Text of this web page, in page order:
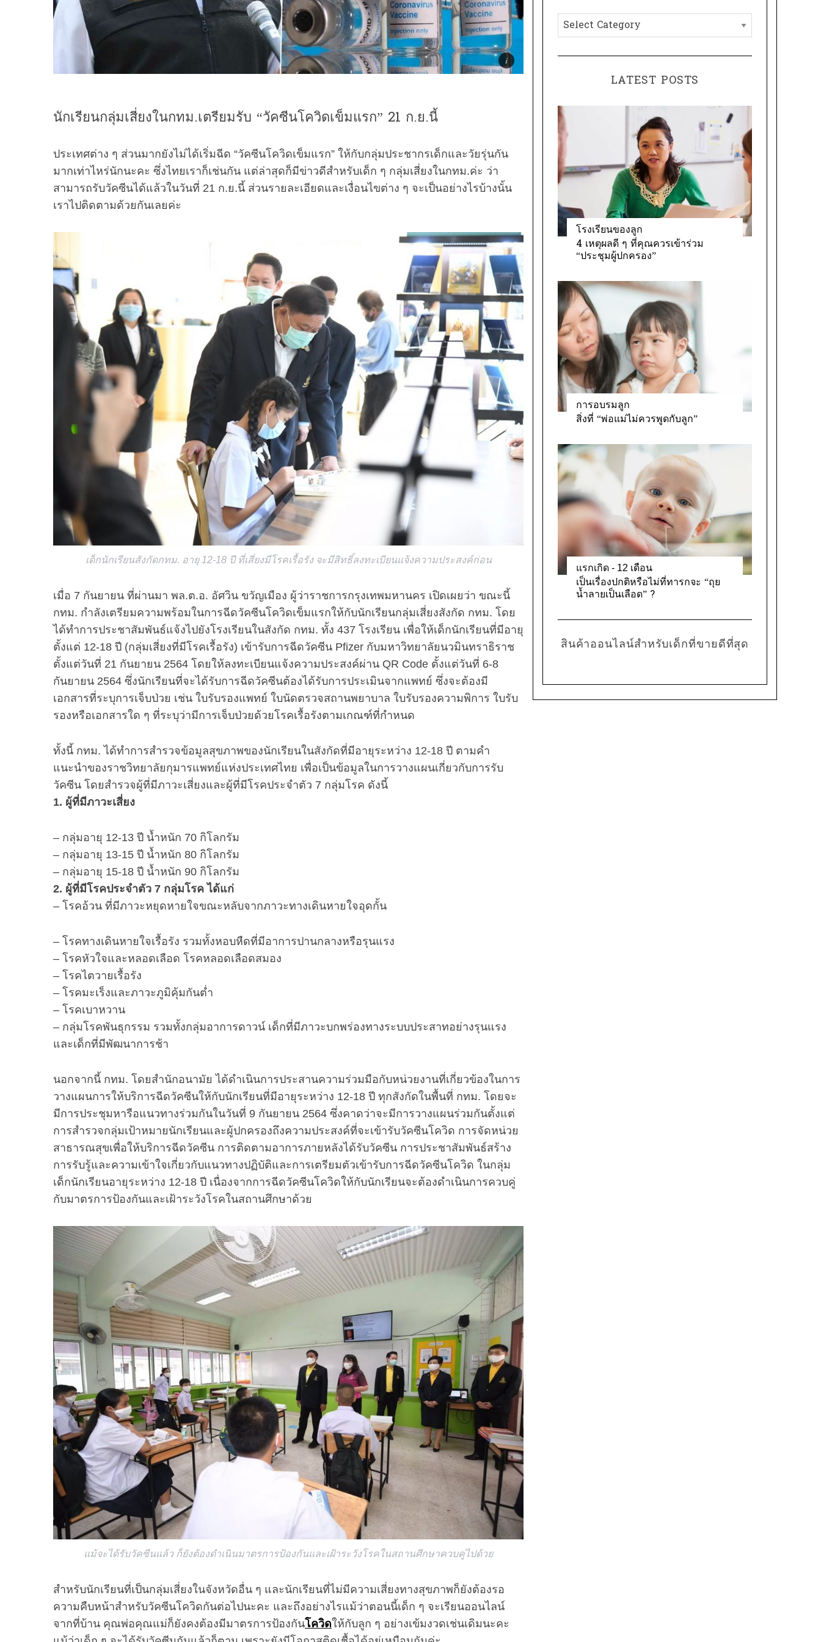
นักเรียนกลุ่มเสี่ยงในกทม.เตรียมรับ “วัคซีนโควิดเข็มแรก” 21 ก.ย.นี้
ประเทศต่าง ๆ ส่วนมากยังไม่ได้เริ่มฉีด “วัคซีนโควิดเข็มแรก” ให้กับกลุ่มประชากรเด็กและวัยรุ่นกัน
มากเท่าไหร่นักนะคะ ซึ่งไทยเราก็เช่นกัน แต่ล่าสุดก็มีข่าวดีสำหรับเด็ก ๆ กลุ่มเสี่ยงในกทม.ค่ะ ว่า
สามารถรับวัคซีนได้แล้วในวันที่ 21 ก.ย.นี้ ส่วนรายละเอียดและเงื่อนไขต่าง ๆ จะเป็นอย่างไรบ้างนั้น
เราไปติดตามด้วยกันเลยค่ะ
เด็กนักเรียนสังกัดกทม. อายุ 12-18 ปี ที่เสี่ยงมีโรคเรื้อรัง จะมีสิทธิ์ลงทะเบียนแจ้งความประสงค์ก่อน
เมื่อ 7 กันยายน ที่ผ่านมา พล.ต.อ. อัศวิน ขวัญเมือง ผู้ว่าราชการกรุงเทพมหานคร เปิดเผยว่า ขณะนี้
กทม. กำลังเตรียมความพร้อมในการฉีดวัคซีนโควิดเข็มแรกให้กับนักเรียนกลุ่มเสี่ยงสังกัด กทม. โดย
ได้ทำการประชาสัมพันธ์แจ้งไปยังโรงเรียนในสังกัด กทม. ทั้ง 437 โรงเรียน เพื่อให้เด็กนักเรียนที่มีอายุ
ตั้งแต่ 12-18 ปี (กลุ่มเสี่ยงที่มีโรคเรื้อรัง) เข้ารับการฉีดวัคซีน Pfizer กับมหาวิทยาลัยนวมินทราธิราช
ตั้งแต่วันที่ 21 กันยายน 2564 โดยให้ลงทะเบียนแจ้งความประสงค์ผ่าน QR Code ตั้งแต่วันที่ 6-8
กันยายน 2564 ซึ่งนักเรียนที่จะได้รับการฉีดวัคซีนต้องได้รับการประเมินจากแพทย์ ซึ่งจะต้องมี
เอกสารที่ระบุการเจ็บป่วย เช่น ใบรับรองแพทย์ ใบนัดตรวจสถานพยาบาล ใบรับรองความพิการ ใบรับ
รองหรือเอกสารใด ๆ ที่ระบุว่ามีการเจ็บป่วยด้วยโรคเรื้อรังตามเกณฑ์ที่กำหนด
ทั้งนี้ กทม. ได้ทำการสำรวจข้อมูลสุขภาพของนักเรียนในสังกัดที่มีอายุระหว่าง 12-18 ปี ตามคำ
แนะนำของราชวิทยาลัยกุมารแพทย์แห่งประเทศไทย เพื่อเป็นข้อมูลในการวางแผนเกี่ยวกับการรับ
วัคซีน โดยสำรวจผู้ที่มีภาวะเสี่ยงและผู้ที่มีโรคประจำตัว 7 กลุ่มโรค ดังนี้
1. ผู้ที่มีภาวะเสี่ยง
– กลุ่มอายุ 12-13 ปี น้ำหนัก 70 กิโลกรัม
– กลุ่มอายุ 13-15 ปี น้ำหนัก 80 กิโลกรัม
– กลุ่มอายุ 15-18 ปี น้ำหนัก 90 กิโลกรัม
2. ผู้ที่มีโรคประจำตัว 7 กลุ่มโรค ได้แก่
– โรคอ้วน ที่มีภาวะหยุดหายใจขณะหลับจากภาวะทางเดินหายใจอุดกั้น
– โรคทางเดินหายใจเรื้อรัง รวมทั้งหอบหืดที่มีอาการปานกลางหรือรุนแรง
– โรคหัวใจและหลอดเลือด โรคหลอดเลือดสมอง
– โรคไตวายเรื้อรัง
– โรคมะเร็งและภาวะภูมิคุ้มกันต่ำ
– โรคเบาหวาน
– กลุ่มโรคพันธุกรรม รวมทั้งกลุ่มอาการดาวน์ เด็กที่มีภาวะบกพร่องทางระบบประสาทอย่างรุนแรง
และเด็กที่มีพัฒนาการช้า
นอกจากนี้ กทม. โดยสำนักอนามัย ได้ดำเนินการประสานความร่วมมือกับหน่วยงานที่เกี่ยวข้องในการ
วางแผนการให้บริการฉีดวัคซีนให้กับนักเรียนที่มีอายุระหว่าง 12-18 ปี ทุกสังกัดในพื้นที่ กทม. โดยจะ
มีการประชุมหารือแนวทางร่วมกันในวันที่ 9 กันยายน 2564 ซึ่งคาดว่าจะมีการวางแผนร่วมกันตั้งแต่
การสำรวจกลุ่มเป้าหมายนักเรียนและผู้ปกครองถึงความประสงค์ที่จะเข้ารับวัคซีนโควิด การจัดหน่วย
สาธารณสุขเพื่อให้บริการฉีดวัคซีน การติดตามอาการภายหลังได้รับวัคซีน การประชาสัมพันธ์สร้าง
การรับรู้และความเข้าใจเกี่ยวกับแนวทางปฏิบัติและการเตรียมตัวเข้ารับการฉีดวัคซีนโควิด ในกลุ่ม
เด็กนักเรียนอายุระหว่าง 12-18 ปี เนื่องจากการฉีดวัคซีนโควิดให้กับนักเรียนจะต้องดำเนินการควบคู่
กับมาตรการป้องกันและเฝ้าระวังโรคในสถานศึกษาด้วย
แม้จะได้รับวัคซีนแล้ว ก็ยังต้องดำเนินมาตรการป้องกันและเฝ้าระวังโรคในสถานศึกษาควบคู่ไปด้วย
สำหรับนักเรียนที่เป็นกลุ่มเสี่ยงในจังหวัดอื่น ๆ และนักเรียนที่ไม่มีความเสี่ยงทางสุขภาพก็ยังต้องรอ
ความคืบหน้าสำหรับวัคซีนโควิดกันต่อไปนะคะ และถึงอย่างไรแม้ว่าตอนนี้เด็ก ๆ จะเรียนออนไลน์
จากที่บ้าน คุณพ่อคุณแม่ก็ยังคงต้องมีมาตรการป้องกันโควิดให้กับลูก ๆ อย่างเข้มงวดเช่นเดิมนะคะ
r
C
a
t
o
r
i
e
s
LATEST POSTS
โรงเรียนของลูก
4 เหตุผลดี ๆ ที่คุณควรเข้าร่วม
“ประชุมผู้ปกครอง”
การอบรมลูก
สิ่งที่ “พ่อแม่ไม่ควรพูดกับลูก”
แรกเกิด - 12 เดือน
เป็นเรื่องปกติหรือไม่ที่ทารกจะ “ถุย
น้ำลายเป็นเลือด” ?
สินค้าออนไลน์สำหรับเด็กที่ขายดีที่สุด
S
a
r
c
h
o
r